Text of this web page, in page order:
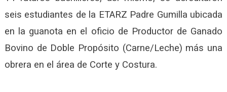
seis estudiantes de la ETARZ Padre Gumilla ubicada
en la guanota en el oficio de Productor de Ganado
Bovino de Doble Propósito (Carne/Leche) más una
obrera en el área de Corte y Costura.